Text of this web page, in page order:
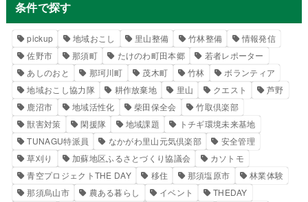
条件で探す
pickup 地域おこし 里山整備 竹林整備
情報発信
佐野市
那須町 たけのわ町田本郷
若者レポーター
あしのおと
那珂川町 茂木町 竹林
ボランティア
地域おこし協力隊
耕作放棄地 里山 クエスト
芦野
鹿沼市
地域活性化 柴田保全会
竹取倶楽部
獣害対策
閑援隊 地域課題
トチギ環境未来基地
TUNAGU特派員
なかがわ里山元気倶楽部
安全管理
草刈り
加蘇地区ふるさとづくり協議会
カソトモ
青空プロジェクトTHE DAY
移住 那須塩原市
林業体験
那須烏山市
農ある暮らし イベント
THEDAY